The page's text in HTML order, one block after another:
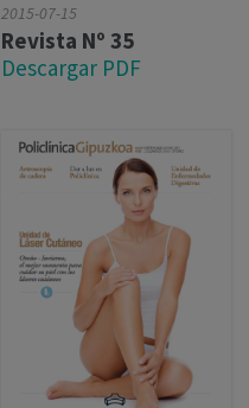
2015-07-15
Revista Nº 35
Descargar PDF